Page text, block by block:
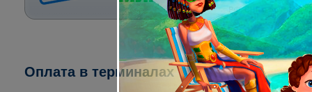
Оплата в терминалах "ПСКБ":